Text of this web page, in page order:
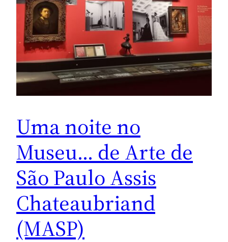
Uma noite no
Museu… de Arte de
São Paulo Assis
Chateaubriand
(MASP)